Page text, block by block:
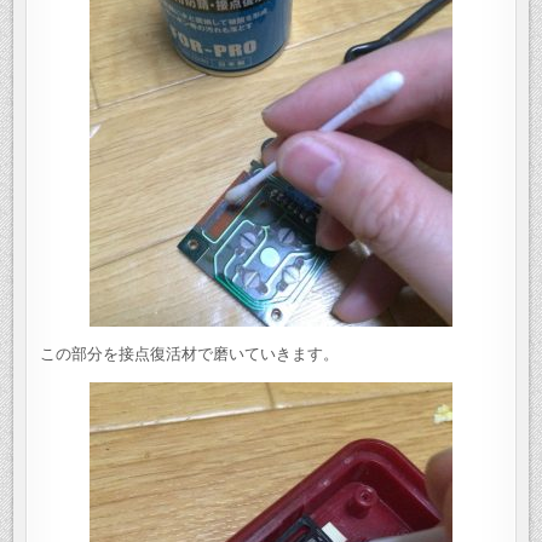
この部分を接点復活材で磨いていきます。